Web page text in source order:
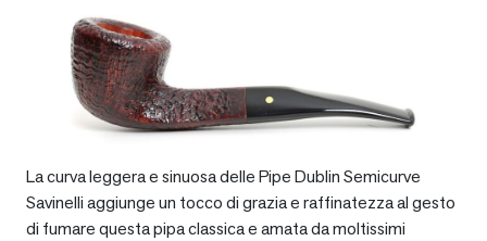
La curva leggera e sinuosa delle Pipe Dublin Semicurve
Savinelli aggiunge un tocco di grazia e raffinatezza al gesto
di fumare questa pipa classica e amata da moltissimi